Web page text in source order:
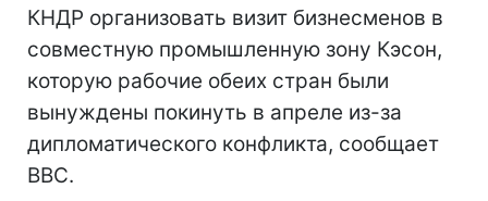
КНДР организовать визит бизнесменов в
совместную промышленную зону Кэсон,
которую рабочие обеих стран были
вынуждены покинуть в апреле из-за
дипломатического конфликта, сообщает
ВВС.